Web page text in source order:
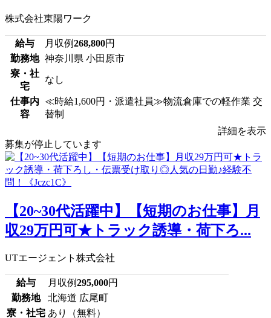
株式会社東陽ワーク
給与 月収例268,800円
勤務地 神奈川県 小田原市
寮・社
宅
なし
仕事内
容
≪時給1,600円・派遣社員≫物流倉庫での軽作業 交
替制
詳細を表示
募集が停止しています
【20~30代活躍中】【短期のお仕事】月
収29万円可★トラック誘導・荷下ろ...
UTエージェント株式会社
給与 月収例295,000円
勤務地
北海道 広尾町
寮・社宅 あり（無料）